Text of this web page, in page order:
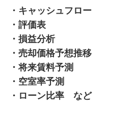
・キャッシュフロー
・評価表
・損益分析
・売却価格予想推移
・将来賃料予測
・空室率予測
・ローン比率 など